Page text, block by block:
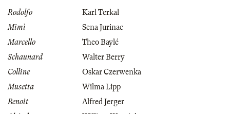
Rodolfo
Karl Terkal
Mimì
Sena Jurinac
Marcello
Theo Baylé
Schaunard
Walter Berry
Colline
Oskar Czerwenka
Musetta
Wilma Lipp
Benoit
Alfred Jerger